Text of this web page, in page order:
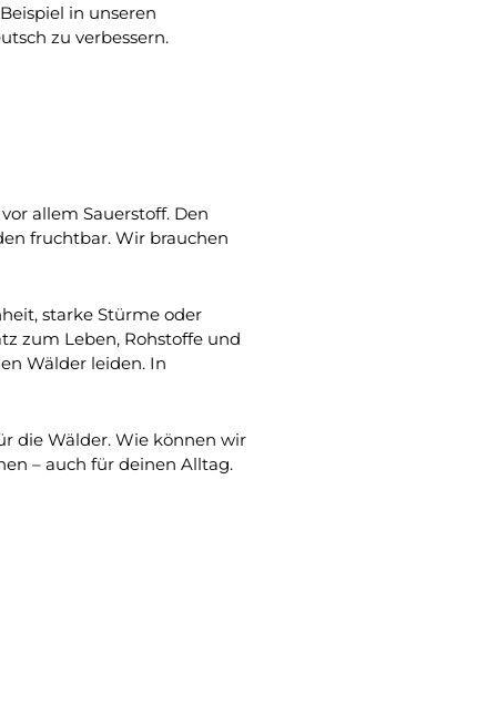
in unseren
zu verbessern.
allem Sauerstoff. Den
fruchtbar. Wir brauchen
starke Stürme oder
zum Leben, Rohstoffe und
Wälder leiden. In
die Wälder. Wie können wir
– auch für deinen Alltag.